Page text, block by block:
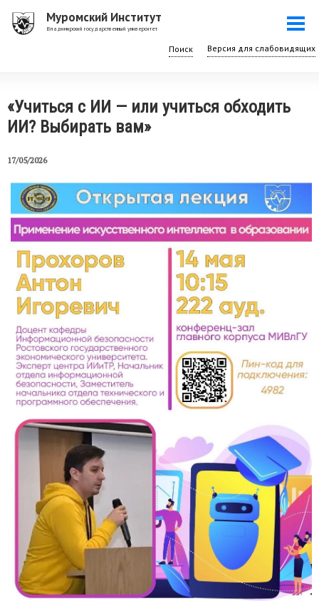
Перейти
Муромский Институт
Владимирский государственный университет
Поиск
«Учиться с ИИ — или учиться обходить
ИИ? Выбирать вам»
17/05/2026